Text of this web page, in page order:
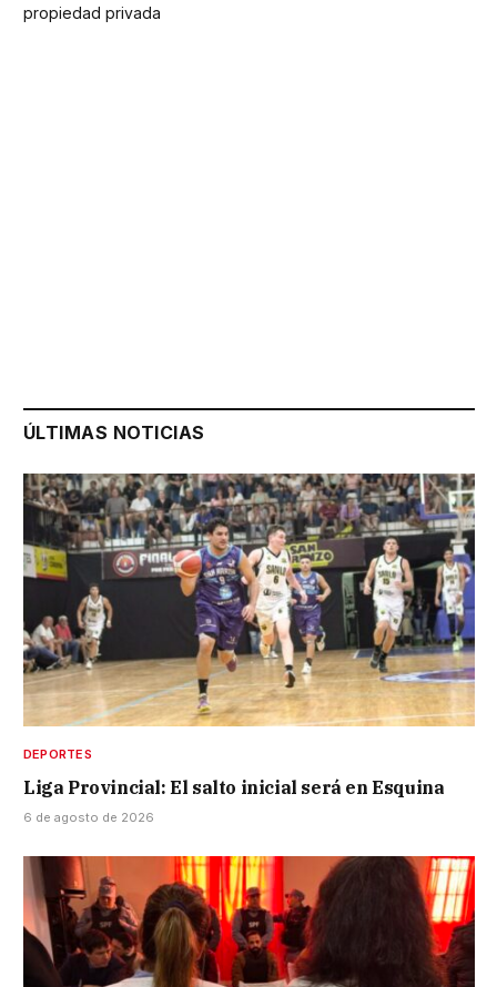
propiedad privada
ÚLTIMAS NOTICIAS
DEPORTES
Liga Provincial: El salto inicial será en Esquina
6 de agosto de 2026